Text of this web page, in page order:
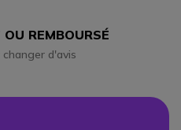
REMBOURSÉ
d'avis